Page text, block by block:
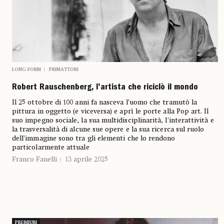
LONG FORM PRIMATTORI
Robert Rauschenberg, l’artista che riciclò il mondo
Il 25 ottobre di 100 anni fa nasceva l’uomo che tramutò la
pittura in oggetto (e viceversa) e aprì le porte alla Pop art. Il
suo impegno sociale, la sua multidisciplinarità, l’interattività e
la trasversalità di alcune sue opere e la sua ricerca sul ruolo
dell’immagine sono tra gli elementi che lo rendono
particolarmente attuale
Franco Fanelli
13 aprile 2025
PREMIUM